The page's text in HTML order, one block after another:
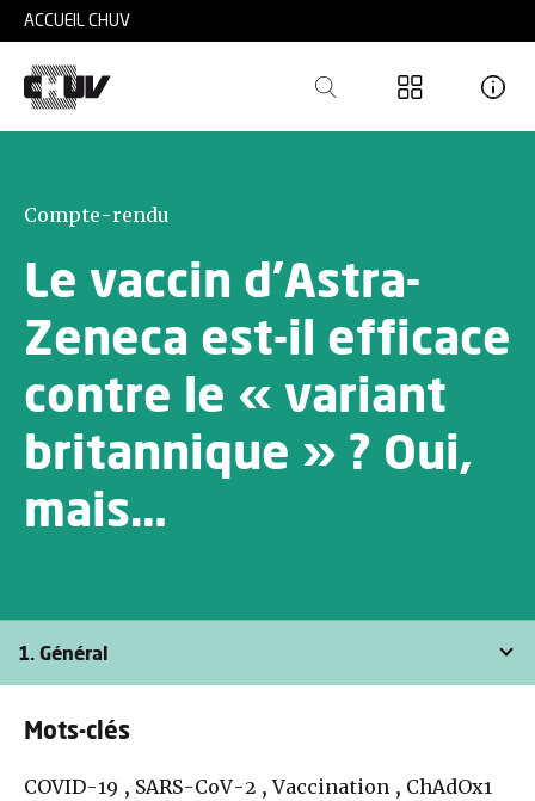
Skip to main content
ACCUEIL CHUV
Compte-rendu
Le vaccin d’Astra-
Zeneca est-il efficace
contre le « variant
britannique » ? Oui,
mais…
1. Général
Mots-clés
COVID-19 , SARS-CoV-2 , Vaccination , ChAdOx1